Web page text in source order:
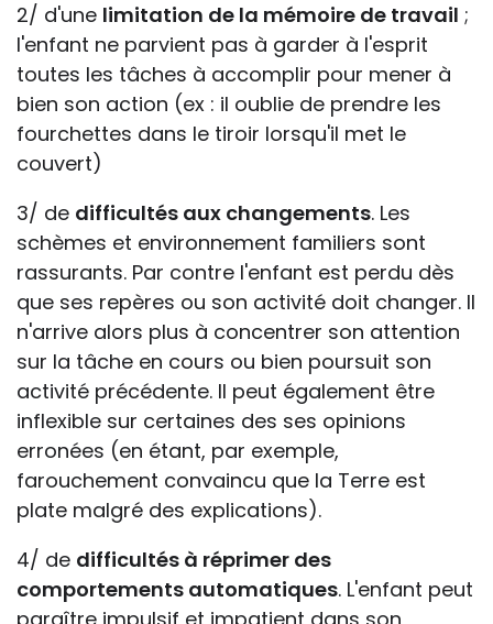
2/ d'une limitation de la mémoire de travail ;
l'enfant ne parvient pas à garder à l'esprit
toutes les tâches à accomplir pour mener à
bien son action (ex : il oublie de prendre les
fourchettes dans le tiroir lorsqu'il met le
couvert)
3/ de difficultés aux changements. Les
schèmes et environnement familiers sont
rassurants. Par contre l'enfant est perdu dès
que ses repères ou son activité doit changer. Il
n'arrive alors plus à concentrer son attention
sur la tâche en cours ou bien poursuit son
activité précédente. Il peut également être
inflexible sur certaines des ses opinions
erronées (en étant, par exemple,
farouchement convaincu que la Terre est
plate malgré des explications).
4/ de difficultés à réprimer des
comportements automatiques. L'enfant peut